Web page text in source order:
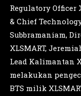
Regulatory Officer
& Chief
Subbramaniam,
XLSMART,
Lead Kalimantan
melakukan
BTS milik